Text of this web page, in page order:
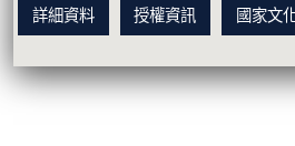
詳細資料 授權資訊 國家文